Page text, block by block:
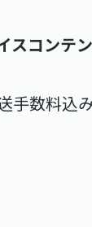
スコン
数料込み